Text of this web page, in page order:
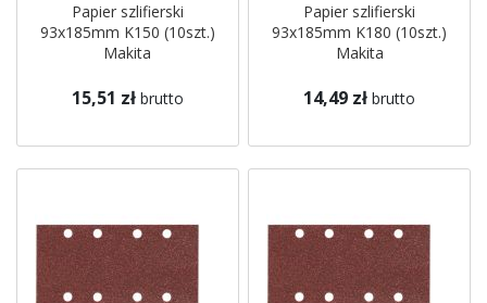
Papier szlifierski
93x185mm K150 (10szt.)
Makita
15,51 zł brutto
Papier szlifierski
93x185mm K180 (10szt.)
Makita
14,49 zł brutto